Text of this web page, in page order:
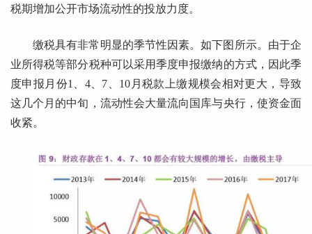
税期增加公开市场流动性的投放力度。
缴税具有非常明显的季节性因素。如下图所示。由于企
业所得税等部分税种可以采用季度申报缴纳的方式，因此季
度申报月份1、4、7、10月税款上缴规模会相对更大，导致
这几个月的中旬，流动性会大量流向国库与央行，使资金面
收紧。